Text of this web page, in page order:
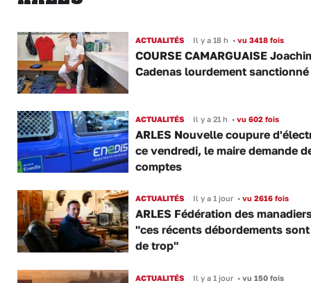
ACTUALITÉS Il y a 18 h •vu 3418 fois
COURSE CAMARGUAISE
Cadenas lourdement sanctionné
ACTUALITÉS Il y a 21 h •vu 602 fois
ARLES Nouvelle coupure
ce vendredi, le maire demande
comptes
ACTUALITÉS Il y a 1 jour •vu 2616 fois
ARLES Fédération des
"ces récents débordements
de trop"
ACTUALITÉS Il y a 1 jour •vu 150 fois